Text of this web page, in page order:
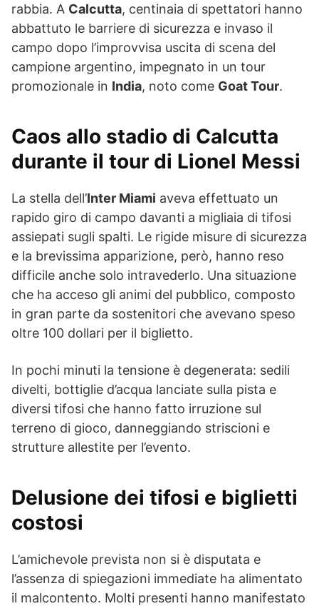
rabbia. A Calcutta, centinaia di spettatori hanno
abbattuto le barriere di sicurezza e invaso il
campo dopo l’improvvisa uscita di scena del
campione argentino, impegnato in un tour
promozionale in India, noto come Goat Tour.
Caos allo stadio di Calcutta
durante il tour di Lionel Messi
La stella dell’Inter Miami aveva effettuato un
rapido giro di campo davanti a migliaia di tifosi
assiepati sugli spalti. Le rigide misure di sicurezza
e la brevissima apparizione, però, hanno reso
difficile anche solo intravederlo. Una situazione
che ha acceso gli animi del pubblico, composto
in gran parte da sostenitori che avevano speso
oltre 100 dollari per il biglietto.
In pochi minuti la tensione è degenerata: sedili
divelti, bottiglie d’acqua lanciate sulla pista e
diversi tifosi che hanno fatto irruzione sul
terreno di gioco, danneggiando striscioni e
strutture allestite per l’evento.
Delusione dei tifosi e biglietti
costosi
L’amichevole prevista non si è disputata e
l’assenza di spiegazioni immediate ha alimentato
il malcontento. Molti presenti hanno manifestato